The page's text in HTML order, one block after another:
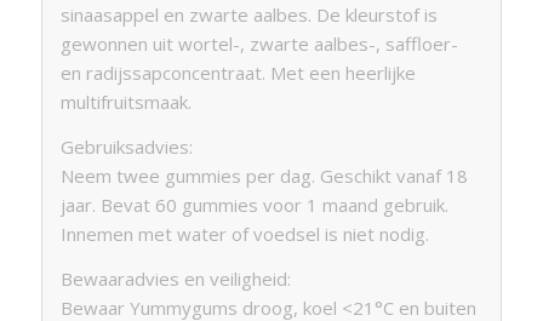
sinaasappel en zwarte aalbes. De kleurstof is
gewonnen uit wortel-, zwarte aalbes-, saffloer-
en radijssapconcentraat. Met een heerlijke
multifruitsmaak.
Gebruiksadvies:
Neem twee gummies per dag. Geschikt vanaf 18
jaar. Bevat 60 gummies voor 1 maand gebruik.
Innemen met water of voedsel is niet nodig.
Bewaaradvies en veiligheid:
Bewaar Yummygums droog, koel <21°C en buiten